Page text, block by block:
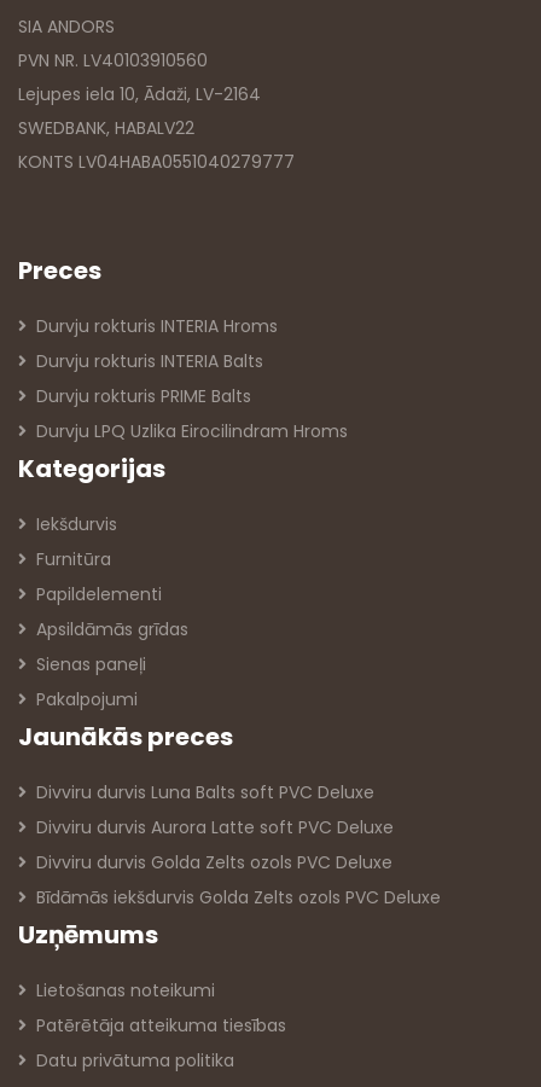
SIA ANDORS
PVN NR. LV40103910560
Lejupes iela 10, Ādaži, LV-2164
SWEDBANK, HABALV22
KONTS LV04HABA0551040279777
Preces
Durvju rokturis INTERIA Hroms
Durvju rokturis INTERIA Balts
Durvju rokturis PRIME Balts
Durvju LPQ Uzlika Eirocilindram Hroms
Kategorijas
Iekšdurvis
Furnitūra
Papildelementi
Apsildāmās grīdas
Sienas paneļi
Pakalpojumi
Jaunākās preces
Divviru durvis Luna Balts soft PVC Deluxe
Divviru durvis Aurora Latte soft PVC Deluxe
Divviru durvis Golda Zelts ozols PVC Deluxe
Bīdāmās iekšdurvis Golda Zelts ozols PVC Deluxe
Uzņēmums
Lietošanas noteikumi
Patērētāja atteikuma tiesības
Datu privātuma politika